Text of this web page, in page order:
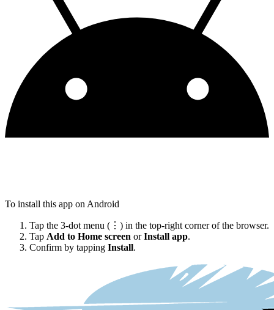
To install this app on Android
Tap the 3-dot menu (⋮) in the top-right corner of the browser.
Tap Add to Home screen orInstall app.
Confirm by tapping Install.